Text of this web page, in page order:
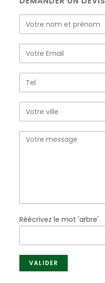
Réécrivez le mot 'arbre'